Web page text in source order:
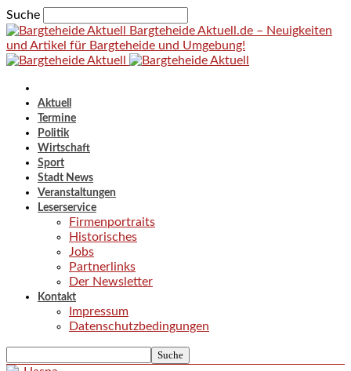
Suche
Bargteheide Aktuell.de – Neuigkeiten
und Artikel für Bargteheide und Umgebung!
Aktuell
Termine
Politik
Wirtschaft
Sport
Stadt News
Veranstaltungen
Leserservice
Firmenportraits
Historisches
Jobs
Partnerlinks
Der Newsletter
Kontakt
Impressum
Datenschutzbedingungen